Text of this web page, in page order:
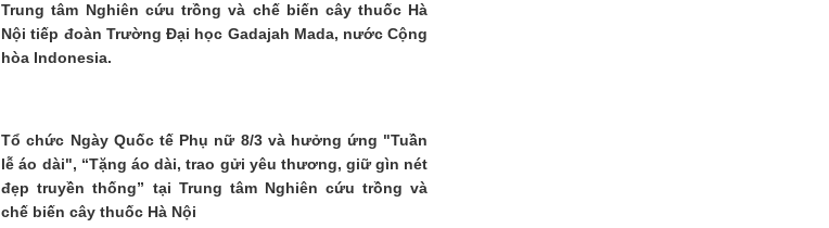
Trung tâm Nghiên cứu trồng và chế biến cây thuốc Hà
Nội tiếp đoàn Trường Đại học Gadajah Mada, nước Cộng
hòa Indonesia.
Tổ chức Ngày Quốc tế Phụ nữ 8/3 và hưởng ứng "Tuần
lễ áo dài", “Tặng áo dài, trao gửi yêu thương, giữ gìn nét
đẹp truyền thống” tại Trung tâm Nghiên cứu trồng và
chế biến cây thuốc Hà Nội